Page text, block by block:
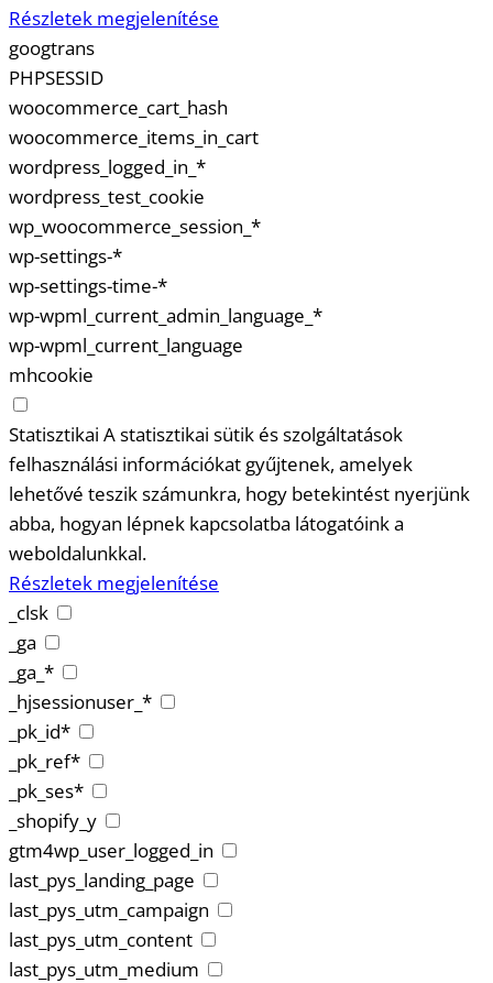
Részletek megjelenítése
googtrans
PHPSESSID
woocommerce_cart_hash
woocommerce_items_in_cart
wordpress_logged_in_*
wordpress_test_cookie
wp_woocommerce_session_*
wp-settings-*
wp-settings-time-*
wp-wpml_current_admin_language_*
wp-wpml_current_language
mhcookie
Statisztikai A statisztikai sütik és szolgáltatások
felhasználási információkat gyűjtenek, amelyek
lehetővé teszik számunkra, hogy betekintést nyerjünk
abba, hogyan lépnek kapcsolatba látogatóink a
weboldalunkkal.
Részletek megjelenítése
_clsk
_ga
_ga_*
_hjsessionuser_*
_pk_id*
_pk_ref*
_pk_ses*
_shopify_y
gtm4wp_user_logged_in
last_pys_landing_page
last_pys_utm_campaign
last_pys_utm_content
last_pys_utm_medium